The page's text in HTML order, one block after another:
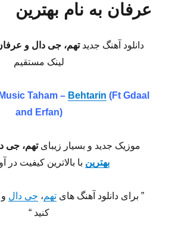
عرفان به نام بهترین
دانلود آهنگ جدید تهم، جی دال و
لینک مستقیم
Taham – Behtarin (Ft Gdaal
and Erfan)
موزیک جدید و بسیار زیبایتهم، جی
بهترین با بالاترین کیفیت در
” برای دانلود آهنگ هایتهم، جی دال و
کنید “